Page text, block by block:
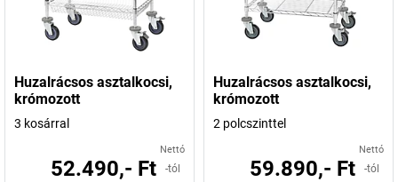
Huzalrácsos asztalkocsi,
krómozott
3 kosárral
Nettó
52.490,- Ft -tól
Huzalrácsos asztalkocsi,
krómozott
2 polcszinttel
Nettó
59.890,- Ft -tól